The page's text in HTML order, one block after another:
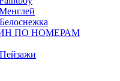
ПО НОМЕРАМ